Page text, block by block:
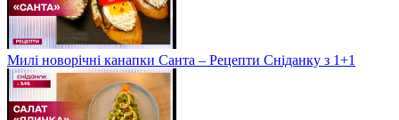
Милі новорічні канапки Санта – Рецепти Сніданку з 1+1